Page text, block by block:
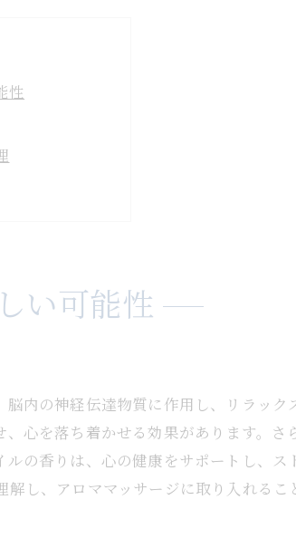
性
法
手順
い可能性
内の神経伝達物質に作用し、リラック
心を落ち着かせる効果があります。さ
の香りは、心の健康をサポートし、ス
し、アロママッサージに取り入れるこ